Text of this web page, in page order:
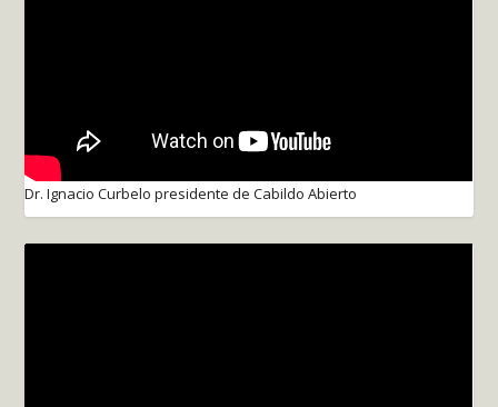
Dr. Ignacio Curbelo presidente de Cabildo Abierto